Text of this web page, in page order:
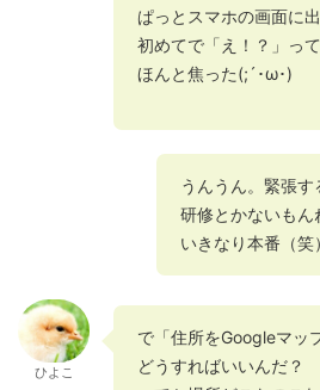
ぱっとスマホの画面に出
初めてで「え！？」っ
ほんと焦った(;´･ω･)
うんうん。緊張す
研修とかないもん
いきなり本番（笑）
ひよこ
で「住所をGoogleマッ
どうすればいいんだ？